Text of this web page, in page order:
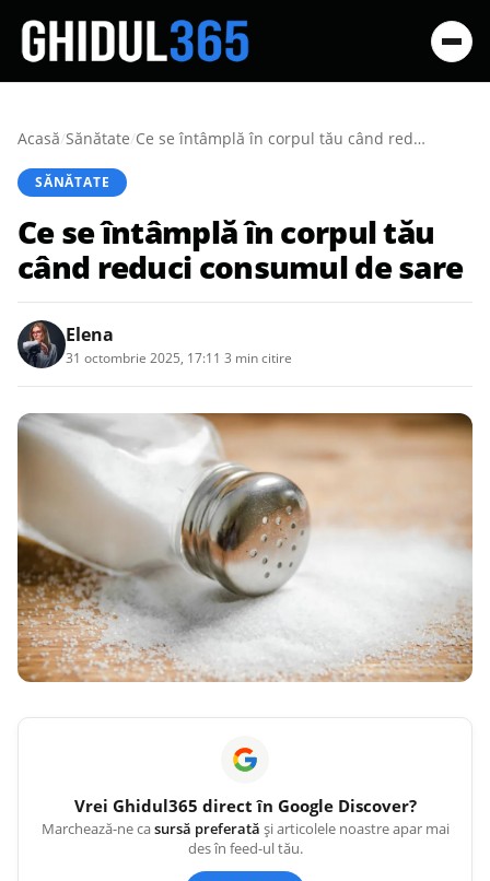
Acasă/Sănătate/ Ce se întâmplă în corpul tău când reduci consumul de sare
SĂNĂTATE
Ce se întâmplă în corpul tău
când reduci consumul de sare
Elena
31 octombrie 2025, 17:11 3 min citire
Vrei Ghidul365 direct în Google Discover?
Marchează-ne casursă preferată și articolele noastre apar mai
des în feed-ul tău.